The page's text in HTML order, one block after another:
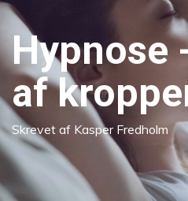
Hypnose
af
Skrevet af Kasper Fredholm